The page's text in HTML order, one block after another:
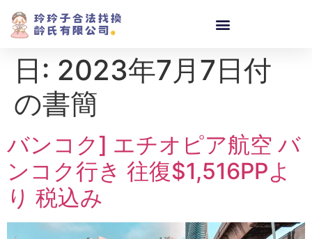
日: 2023年7月7日付
の書簡
バンコク] エチオピア航空 バ
ンコク行き 往復$1,516PPよ
り 税込み